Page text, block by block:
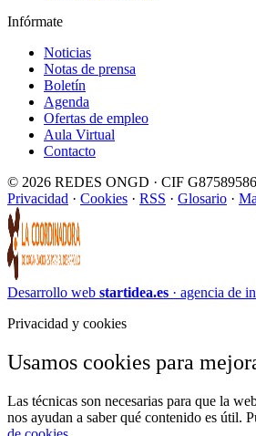
Infórmate
Noticias
Notas de prensa
Boletín
Agenda
Ofertas de empleo
Aula Virtual
Contacto
© 2026 REDES ONGD · CIF G87589586
Privacidad · Cookies · RSS · Glosario ·
Desarrollo web startidea.es · agencia de
Privacidad y cookies
Usamos cookies para
Las técnicas son necesarias para que la
nos ayudan a saber qué contenido es útil.